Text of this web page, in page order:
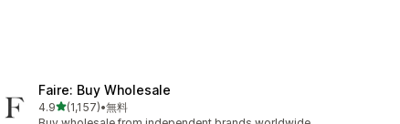
Faire: Buy Wholesale
4.95つ星中
(1,157)
合計レビュー数：1157件
•無料